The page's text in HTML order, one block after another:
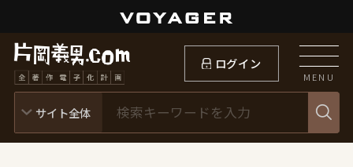
ログイン
MENU